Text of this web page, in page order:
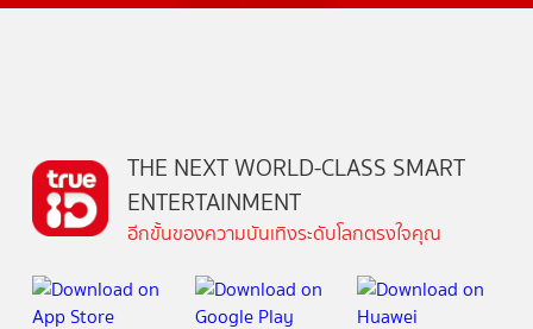
THE NEXT WORLD-CLASS SMART
ENTERTAINMENT
อีกขั้นของความบันเทิงระดับโลกตรงใจคุณ